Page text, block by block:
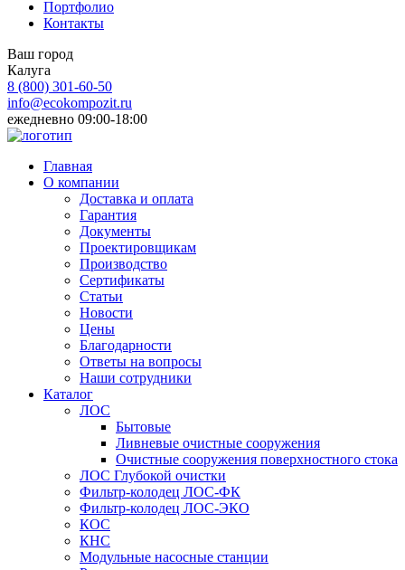
Портфолио
Контакты
Ваш город
Калуга
8 (800) 301-60-50
info@ecokompozit.ru
ежедневно 09:00-18:00
Главная
О компании
Доставка и оплата
Гарантия
Документы
Проектировщикам
Производство
Сертификаты
Статьи
Новости
Цены
Благодарности
Ответы на вопросы
Наши сотрудники
Каталог
ЛОС
Бытовые
Ливневые очистные сооружения
Очистные сооружения поверхностного стока
ЛОС Глубокой очистки
Фильтр-колодец ЛОС-ФК
Фильтр-колодец ЛОС-ЭКО
КОС
КНС
Модульные насосные станции